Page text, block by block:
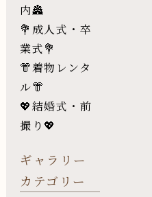
内🏯
💐成人式・卒
業式💐
👘着物レンタ
ル👘
💖結婚式・前
撮り💖
ギャラリー
カテゴリー